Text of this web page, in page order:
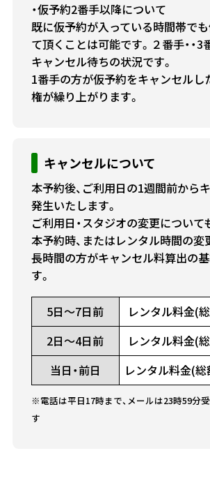
・仮予約2番手以降について
既に仮予約が入っている時間帯で
て頂くことは可能です。２番手・・3
キャンセル待ちの状況です。
1番手の方が仮予約をキャンセルし
権が繰り上がります。
キャンセルについて
本予約後、ご利用日の1週間前から
発生いたします。
ご利用日・スタジオの変更について
本予約時、またはレンタル時間の変
長時間の方がキャンセル料算出の
す。
5日～7日前
レンタル料金(
2日～4日前
レンタル料金(
当日・前日
レンタル料金(
※電話は平日17時まで、メールは23時59分
す